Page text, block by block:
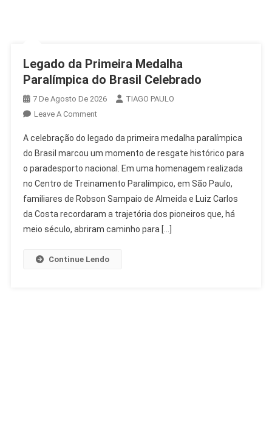
Legado da Primeira Medalha
Paralímpica do Brasil Celebrado
7 De Agosto De 2026
TIAGO PAULO
Leave A CommentOn
Da
Primeira
Medalha
Paralímpica
Do
Brasil
Celebrado
A celebração do legado da primeira medalha paralímpica
do Brasil marcou um momento de resgate histórico para
o paradesporto nacional. Em uma homenagem realizada
no Centro de Treinamento Paralímpico, em São Paulo,
familiares de Robson Sampaio de Almeida e Luiz Carlos
da Costa recordaram a trajetória dos pioneiros que, há
meio século, abriram caminho para […]
Continue Lendo